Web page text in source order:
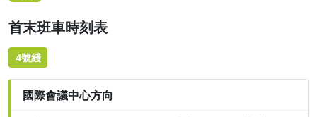
首末班車時刻表
4號綫
國際會議中心方向